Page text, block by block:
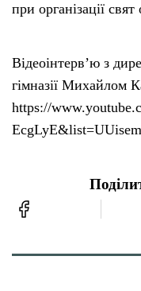
при організації
Відеоінтерв’ю з
гімназії Михайлом
https://